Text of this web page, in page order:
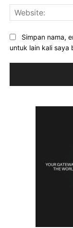
Simpan nama,
untuk lain kali saya